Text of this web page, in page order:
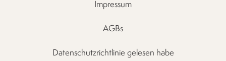
Impressum
AGBs
Datenschutzrichtlinie gelesen habe